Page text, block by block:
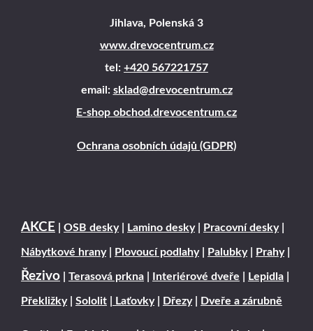
Jihlava, Polenská 3
www.drevocentrum.cz
tel: +420 567221757
email: sklad@drevocentrum.cz
E-shop obchod.drevocentrum.cz
Ochrana osobních údajů (GDPR)
AKCE OSB desky| Lamino desky| Pracovní desky|
Nábytkové hrany| Plovoucí podlahy| Palubky| Prahy|
Řezivo Terasová prkna Interiérové dveře Lepidla
Překližky| Sololit Laťovky| Dřezy| Dveře a zárubně